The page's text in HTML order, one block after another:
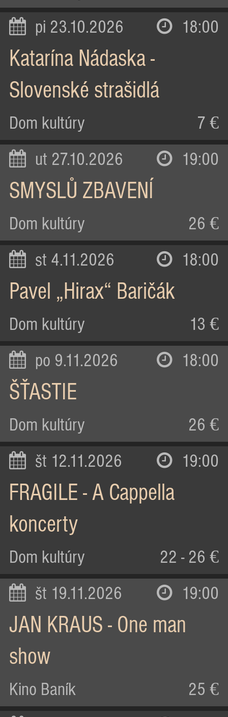
pi 23.10.2026 18:00
Katarína Nádaska -
Slovenské strašidlá
Dom kultúry 7 €
ut 27.10.2026 19:00
SMYSLŮ ZBAVENÍ
Dom kultúry 26 €
st 4.11.2026 18:00
Pavel „Hirax“ Baričák
Dom kultúry 13 €
po 9.11.2026 18:00
ŠŤASTIE
Dom kultúry 26 €
št 12.11.2026 19:00
FRAGILE - A Cappella
koncerty
Dom kultúry 22 - 26 €
št 19.11.2026 19:00
JAN KRAUS - One man
show
Kino Baník 25 €